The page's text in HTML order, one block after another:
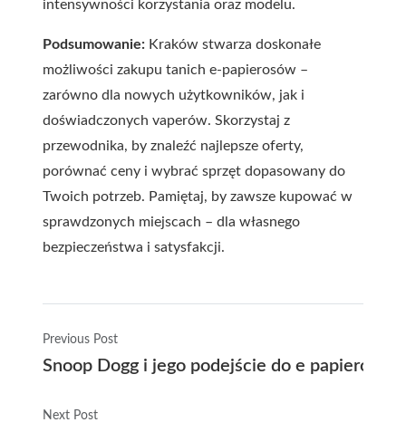
intensywności korzystania oraz modelu.
Podsumowanie: Kraków stwarza doskonałe
możliwości zakupu tanich e-papierosów –
zarówno dla nowych użytkowników, jak i
doświadczonych vaperów. Skorzystaj z
przewodnika, by znaleźć najlepsze oferty,
porównać ceny i wybrać sprzęt dopasowany do
Twoich potrzeb. Pamiętaj, by zawsze kupować w
sprawdzonych miejscach – dla własnego
bezpieczeństwa i satysfakcji.
Previous Post
Snoop Dogg i jego podejście do e
Next Post